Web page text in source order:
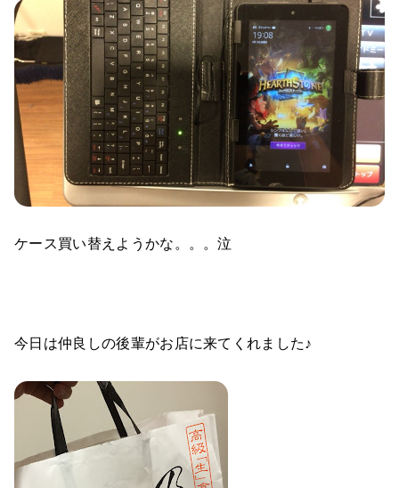
ケース買い替えようかな。。。泣
今日は仲良しの後輩がお店に来てくれました♪